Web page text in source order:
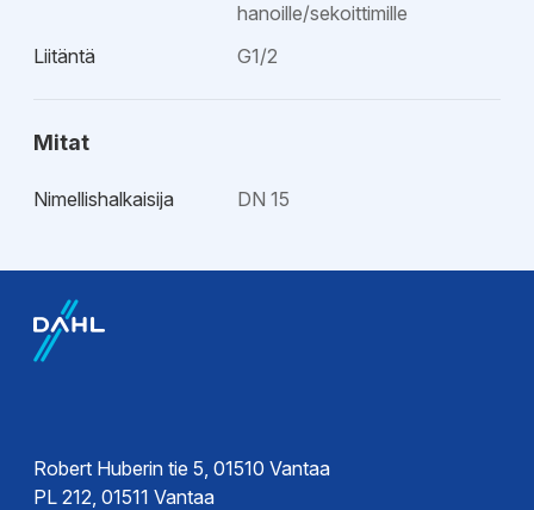
hanoille/sekoittimille
Liitäntä
G1/2
Mitat
Nimellishalkaisija DN 15
Tekninen esite
Robert Huberin tie 5, 01510 Vantaa
PL 212, 01511 Vantaa